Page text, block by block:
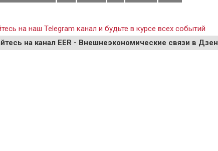
на наш Telegram канал и будьте в курсе всех событий
на канал EER - Внешнеэкономические связи в Дзен